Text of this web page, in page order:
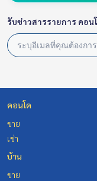
รับข่าวสารรายการ คอน
คอนโด
ขาย
เช่า
บ้าน
ขาย